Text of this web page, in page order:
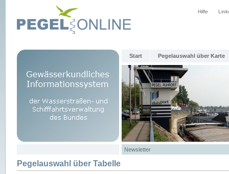
Hilfe
Start Pegelauswahl über Karte
Newsletter
Pegelauswahl über Tabelle